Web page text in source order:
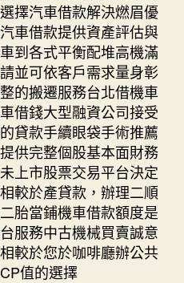
擇汽車借款解決燃眉優
車借款提供資產評估與
到各式平衡配堆高機滿
並可依客戶需求量身彰
的搬遷服務台北借機車
借錢大型融資公司接受
貸款手續眼袋手術推薦
供完整個股基本面財務
上市股票交易平台決定
較於產貸款，辦理二順
胎當鋪機車借款額度是
服務中古機械買賣誠意
較於您於咖啡廳辦公共
值的選擇